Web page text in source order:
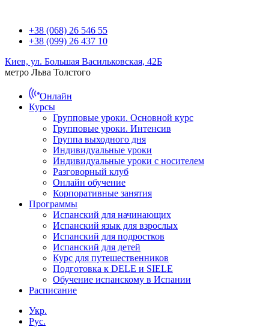
+38 (068) 26 546 55
+38 (099) 26 437 10
Киев, ул. Большая Васильковская, 42Б
метро Льва Толстого
Онлайн
Курсы
Групповые уроки. Основной курс
Групповые уроки. Интенсив
Группа выходного дня
Индивидуальные уроки
Индивидуальные уроки с носителем
Разговорный клуб
Онлайн обучение
Корпоративные занятия
Программы
Испанский для начинающих
Испанский язык для взрослых
Испанский для подростков
Испанский для детей
Курс для путешественников
Подготовка к DELE и SIELE
Обучение испанскому в Испании
Расписание
Укр.
Рус.